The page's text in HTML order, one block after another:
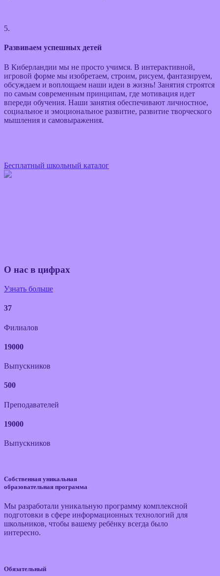
5.
Развиваем успешных детей
В Киберландии мы не просто учимся. В интерактивной,
игровой форме мы изобретаем, строим, рисуем, фантазируем,
обсуждаем и воплощаем наши идеи в жизнь! Занятия строятся
по самым современным принципам, где мотивация идет
впереди обучения. Наши занятия обеспечивают личностное,
социальное и эмоциональное развитие, развитие творческого
мышления и самовыражения.
Бесплатный школьный каталог
О нас в цифрах
Узнать больше
37
Филиалов
19000
Выпускников
500
Преподавателей
19000
Выпускников
Собственная уникальная
образовательная программа
Мы разработали уникальную программу комплексной
подготовки в сфере информационных технологий для
школьников, чтобы вашему ребёнку всегда было
интересно.
Обязательный